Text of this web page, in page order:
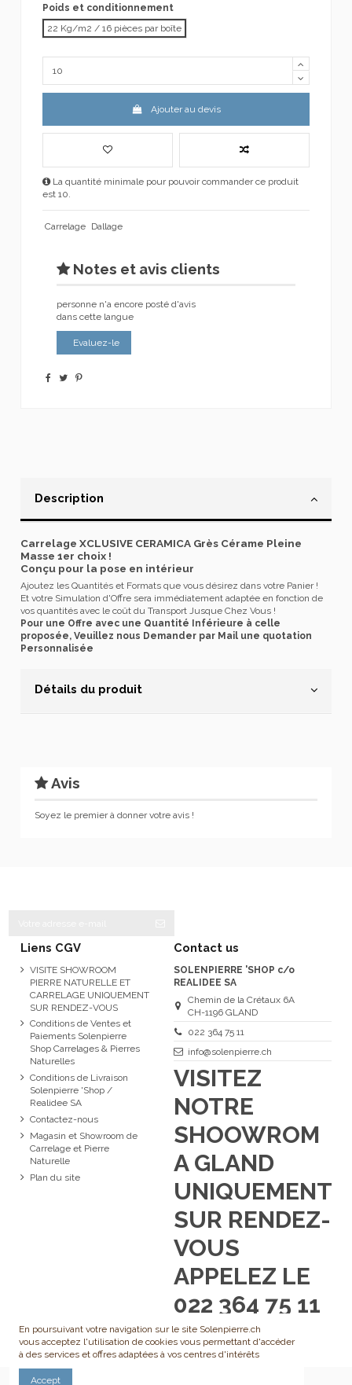
Poids et conditionnement
22 Kg/m2 / 16 pièces par boîte
Ajouter au devis
La quantité minimale pour pouvoir commander ce produit
est 10.
Carrelage Dallage
Notes et avis clients
personne n'a encore posté d'avis
dans cette langue
Evaluez-le
Description
Carrelage XCLUSIVE CERAMICA Grès Cérame Pleine
Masse 1er choix !
Conçu pour la pose en intérieur
Ajoutez les Quantités et Formats que vous désirez dans votre Panier !
Et votre Simulation d'Offre sera immédiatement adaptée en fonction de
vos quantités avec le coût du Transport Jusque Chez Vous !
Pour une Offre avec une Quantité Inférieure à celle
proposée, Veuillez nous Demander par Mail une quotation
Personnalisée
Détails du produit
Avis
Soyez le premier à donner votre avis !
Liens CGV
VISITE SHOWROOM
PIERRE NATURELLE ET
CARRELAGE UNIQUEMENT
SUR RENDEZ-VOUS
Conditions de Ventes et
Paiements Solenpierre
Shop Carrelages & Pierres
Naturelles
Conditions de Livraison
Solenpierre 'Shop /
Realidee SA
Contactez-nous
Magasin et Showroom de
Carrelage et Pierre
Naturelle
Plan du site
Contact us
SOLENPIERRE 'SHOP c/o
REALIDEE SA
Chemin de la Crétaux 6A
CH-1196 GLAND
022 364 75 11
info@solenpierre.ch
VISITEZ
NOTRE
SHOOWROM
A GLAND
UNIQUEMENT
SUR RENDEZ-
VOUS
APPELEZ LE
022 364 75 11
En poursuivant votre navigation sur le site Solenpierre.ch
vous acceptez l'utilisation de cookies vous permettant d'accéder
à des services et offres adaptées à vos centres d'intérêts
Accept